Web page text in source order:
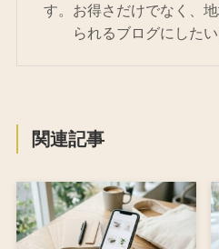
す。お得さだけでなく、
られるブログにした
関連記事